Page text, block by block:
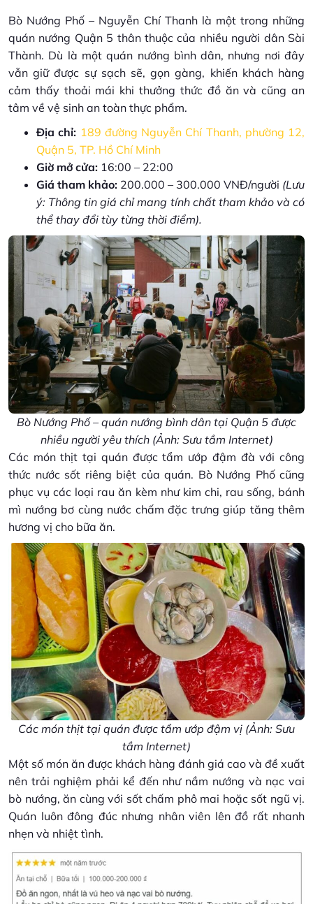
Bò Nướng Phố – Nguyễn Chí Thanh là một trong những
quán nướng Quận 5 thân thuộc của nhiều người dân Sài
Thành. Dù là một quán nướng bình dân, nhưng nơi đây
vẫn giữ được sự sạch sẽ, gọn gàng, khiến khách hàng
cảm thấy thoải mái khi thưởng thức đồ ăn và cũng an
tâm về vệ sinh an toàn thực phẩm.
Địa chỉ: 189 đường Nguyễn Chí Thanh, phường 12,
Quận 5, TP. Hồ Chí Minh
Giờ mở cửa: 16:00 – 22:00
Giá tham khảo: 200.000 – 300.000 VNĐ/người (Lưu
ý: Thông tin giá chỉ mang tính chất tham khảo và có
thể thay đổi tùy từng thời điểm).
Bò Nướng Phố – quán nướng bình dân tại Quận 5 được
nhiều người yêu thích (Ảnh: Sưu tầm Internet)
Các món thịt tại quán được tẩm ướp đậm đà với công
thức nước sốt riêng biệt của quán. Bò Nướng Phố cũng
phục vụ các loại rau ăn kèm như kim chi, rau sống, bánh
mì nướng bơ cùng nước chấm đặc trưng giúp tăng thêm
hương vị cho bữa ăn.
Các món thịt tại quán được tẩm ướp đậm vị (Ảnh: Sưu
tầm Internet)
Một số món ăn được khách hàng đánh giá cao và đề xuất
nên trải nghiệm phải kể đến như nầm nướng và nạc vai
bò nướng, ăn cùng với sốt chấm phô mai hoặc sốt ngũ vị.
Quán luôn đông đúc nhưng nhân viên lên đồ rất nhanh
nhẹn và nhiệt tình.